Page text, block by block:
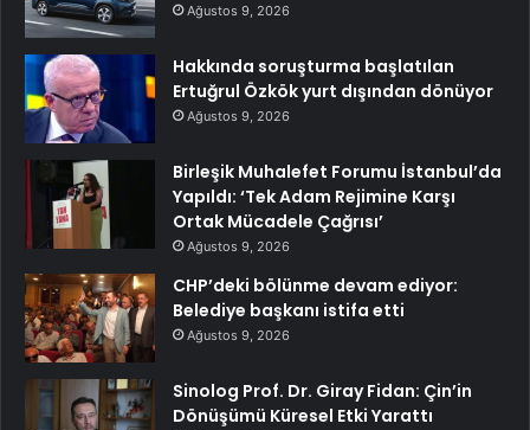
Ağustos 9, 2026
Hakkında soruşturma başlatılan
Ertuğrul Özkök yurt dışından dönüyor
Ağustos 9, 2026
Birleşik Muhalefet Forumu İstanbul’da
Yapıldı: ‘Tek Adam Rejimine Karşı
Ortak Mücadele Çağrısı’
Ağustos 9, 2026
CHP’deki bölünme devam ediyor:
Belediye başkanı istifa etti
Ağustos 9, 2026
Sinolog Prof. Dr. Giray Fidan: Çin’in
Dönüşümü Küresel Etki Yarattı